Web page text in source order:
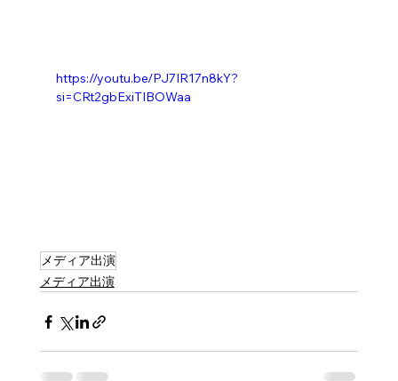
https://youtu.be/PJ7IR17n8kY?
si=CRt2gbExiTIBOWaa
メディア出演
メディア出演